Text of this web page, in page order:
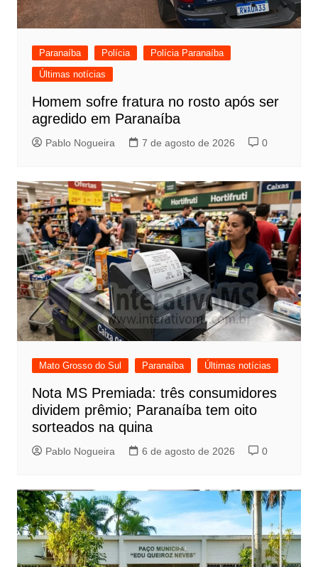
Paranaíba Polícia
Polícia Paranaíba
Últimas notícias
Homem sofre fratura no rosto após ser
agredido em Paranaíba
Pablo Nogueira 7 de agosto de 2026 0
Mato Grosso do Sul Paranaíba Últimas notícias
Nota MS Premiada: três consumidores
dividem prêmio; Paranaíba tem oito
sorteados na quina
Pablo Nogueira 6 de agosto de 2026 0